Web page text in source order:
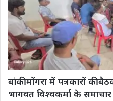
बांकी मोंगरा में पत्रकारों की
भागवत विश्वकर्मा के